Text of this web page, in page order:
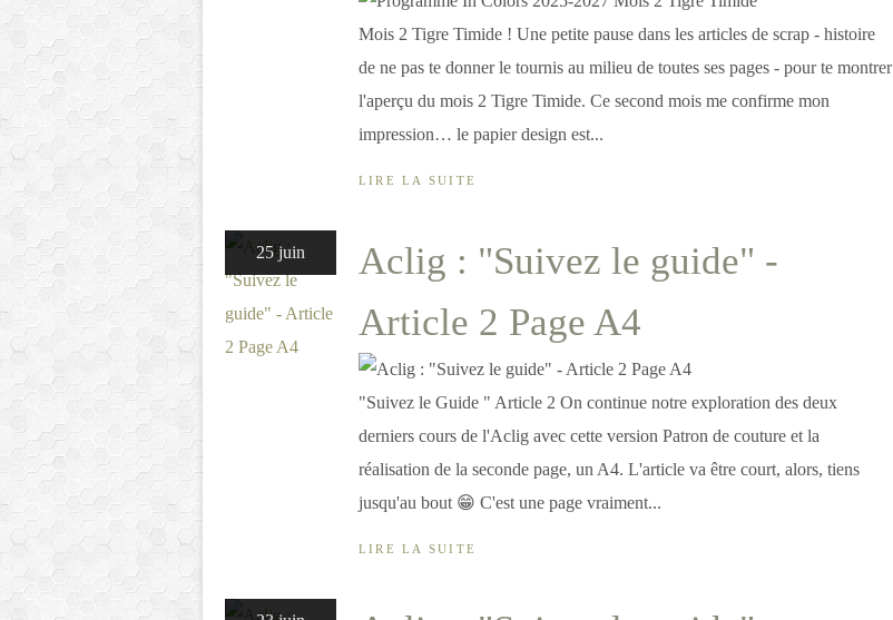
Mois 2 Tigre Timide ! Une petite pause dans les articles de scrap - histoire
de ne pas te donner le tournis au milieu de toutes ses pages - pour te montrer
l'aperçu du mois 2 Tigre Timide. Ce second mois me confirme mon
impression… le papier design est...
LIRE LA SUITE
25 juin
Aclig : "Suivez le guide" -
Article 2 Page A4
"Suivez le Guide " Article 2 On continue notre exploration des deux
derniers cours de l'Aclig avec cette version Patron de couture et la
réalisation de la seconde page, un A4. L'article va être court, alors, tiens
jusqu'au bout 😁 C'est une page vraiment...
LIRE LA SUITE